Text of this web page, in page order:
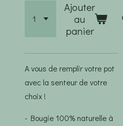
Ajouter
au
panier
A vous de remplir votre pot
avec la senteur de votre
choix !
- Bougie 100% naturelle à